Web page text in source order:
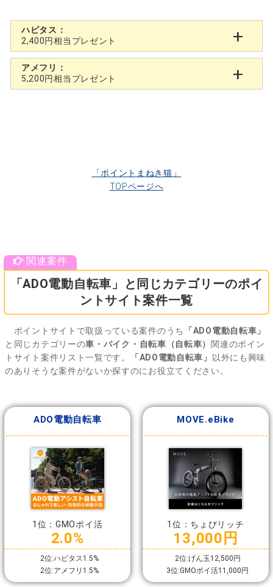
ハピタス：
2,400円相当プレゼント
アメフリ：
5,200円相当プレゼント
「ポイントまねき猫」
TOPページへ
「ADO電動自転車」と同じカテゴリーのポイ
ントサイト案件一覧
ポイントサイトで取扱っている案件のうち
「ADO電動自転車」
と同じカテゴリーの車・バイク・自転車（自転車） 関連のポイン
トサイト案件リスト一覧です。
「ADO電動自転車」
以外にも興味
のありそうな案件がないか探すのにお役立てください。
ADO電動自転車
1位：GMOポイ活
2.0%
2位:ハピタス1.5%
2位:アメフリ1.5%
MOVE.eBike
1位：ちょびリッチ
13,000円
2位:げん玉12,500円
3位:GMOポイ活11,000円